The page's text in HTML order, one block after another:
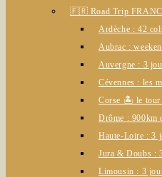
🇫🇷 Road Trip
Ardèche : 42
Aubrac :
Auvergne : 3
Cévennes : les
Corse 🏝️ le tour
Drôme : 900km
Haute-Loire : 3
Jura & Doubs :
Limousin : 3